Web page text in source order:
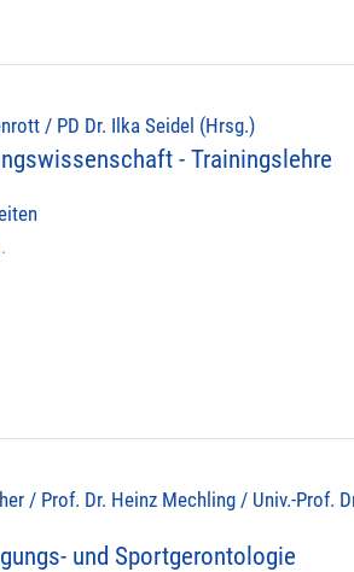
/ PD Dr. Ilka Seidel (Hrsg.)
- Trainingslehre
/ Prof. Dr. Heinz Mechling / Univ.-Prof.
und Sportgerontologie